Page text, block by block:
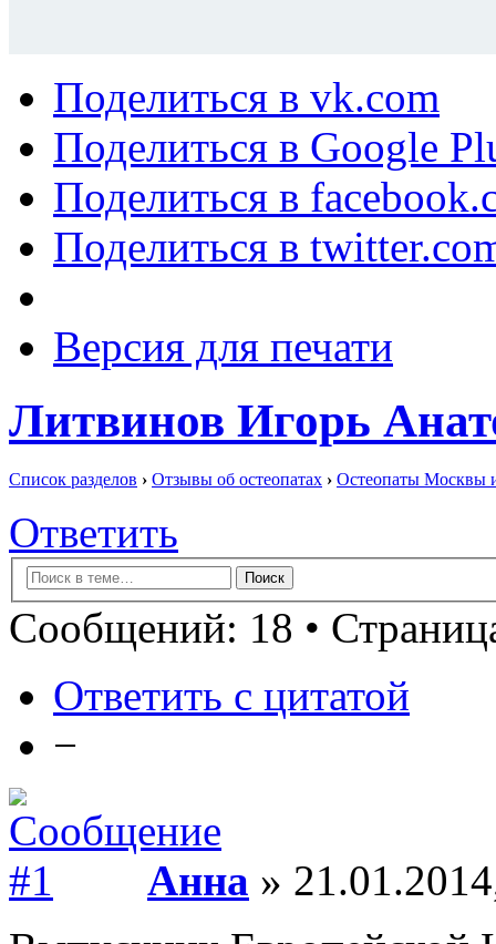
Поделиться в vk.com
Поделиться в Google
Поделиться в
Поделиться в
Версия для печати
Литвинов Игорь
Список разделов › Отзывы об остеопатах › Остеопаты Москвы
Ответить
Сообщений: 18 •
Ответить с цитатой
−
Анна »